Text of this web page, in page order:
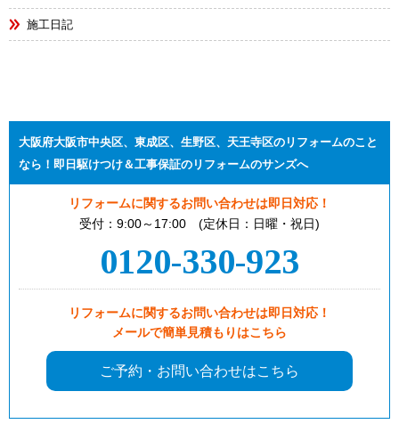
施工日記
大阪府大阪市中央区、東成区、生野区、天王寺区のリフォームのこと
なら！即日駆けつけ＆工事保証のリフォームのサンズへ
リフォームに関するお問い合わせは即日対応！
受付：9:00～17:00 (定休日：日曜・祝日)
0120-330-923
リフォームに関するお問い合わせは即日対応！
メールで簡単見積もりはこちら
ご予約・お問い合わせはこちら